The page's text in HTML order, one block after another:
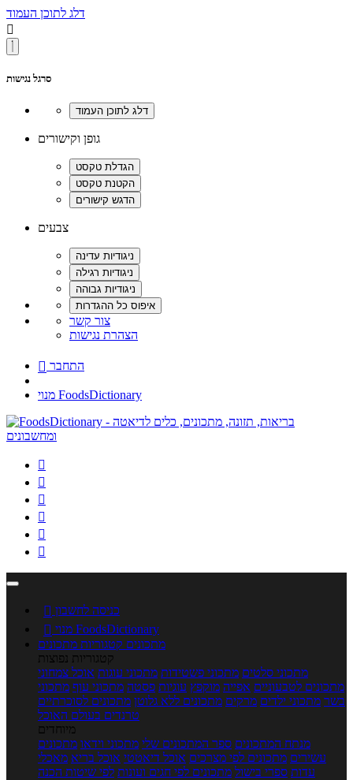
דלג לתוכן העמוד

סרגל נגישות
גופן וקישורים
צבעים
צור קשר
הצהרת נגישות
 התחבר
מנוי FoodsDictionary






 כניסה לחשבון

מנוי FoodsDictionary
מתכונים קטגוריות מתכונים
קטגוריות נפוצות
מתכוני סלטים מתכוני פשטידות מתכוני עוגות אוכל צמחוני
מתכונים לטבעוניים אפייה מוקפץ עוגיות פסטה מתכוני עוף מתכוני
בשר מתכוני ילדים מרקים מתכונים ללא גלוטן מתכונים לסוכרתיים
טרנדים בעולם האוכל
מיוחדים
מנתח המתכונים ספר המתכונים שלי מתכוני וידאו מתכונים
עשירים מתכונים לפי מצרכים אוכל דיאטטי אוכל בריא מאכלי
עדות ספרי בישול מתכונים לפי חגים ועונות לפי שיטות הכנה